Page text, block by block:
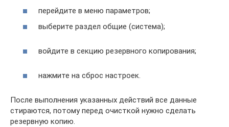
перейдите в меню параметров;
выберите раздел общие (система);
войдите в секцию резервного копирования;
нажмите на сброс настроек.
После выполнения указанных действий все данные
стираются, потому перед очисткой нужно сделать
резервную копию.